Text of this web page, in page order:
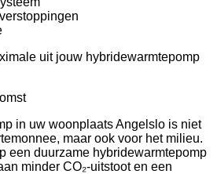
uit jouw hybridewarmtepomp
in uw woonplaats Angelslo is niet
maar ook voor het milieu.
een duurzame hybridewarmtepomp
minder CO₂-uitstoot en een